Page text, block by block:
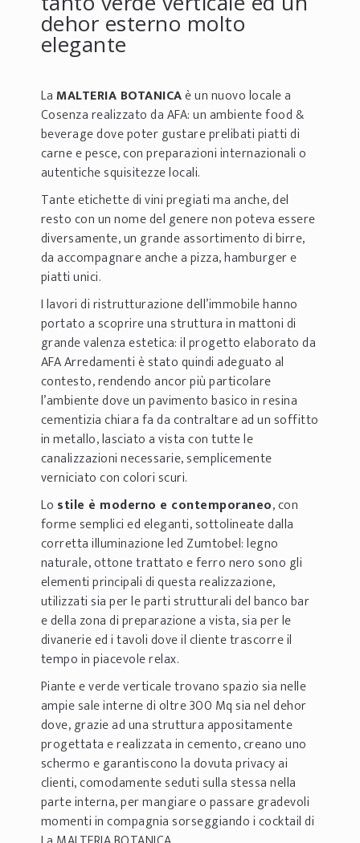
dehor esterno molto
elegante
LaMALTERIA BOTANICAè un nuovo locale a
Cosenza realizzato da AFA: un ambiente food &
beverage dove poter gustare prelibati piatti di
carne e pesce, con preparazioni internazionali o
autentiche squisitezze locali.
Tante etichette di vini pregiati ma anche, del
resto con un nome del genere non poteva essere
diversamente, un grande assortimento di birre,
da accompagnare anche a pizza, hamburger e
piatti unici.
I lavori di ristrutturazione dell’immobile hanno
portato a scoprire una struttura in mattoni di
grande valenza estetica: il progetto elaborato da
AFA Arredamenti è stato quindi adeguato al
contesto, rendendo ancor più particolare
l’ambiente dove un pavimento basico in resina
cementizia chiara fa da contraltare ad un soffitto
in metallo, lasciato a vista con tutte le
canalizzazioni necessarie, semplicemente
verniciato con colori scuri.
Lo stile è moderno e contemporaneo, con
forme semplici ed eleganti, sottolineate dalla
corretta illuminazione led Zumtobel: legno
naturale, ottone trattato e ferro nero sono gli
elementi principali di questa realizzazione,
utilizzati sia per le parti strutturali del banco bar
e della zona di preparazione a vista, sia per le
divanerie ed i tavoli dove il cliente trascorre il
tempo in piacevole relax.
Piante e verde verticale trovano spazio sia nelle
ampie sale interne di oltre 300 Mq sia nel dehor
dove, grazie ad una struttura appositamente
progettata e realizzata in cemento, creano uno
schermo e garantiscono la dovuta privacy ai
clienti, comodamente seduti sulla stessa nella
parte interna, per mangiare o passare gradevoli
momenti in compagnia sorseggiando i cocktail di